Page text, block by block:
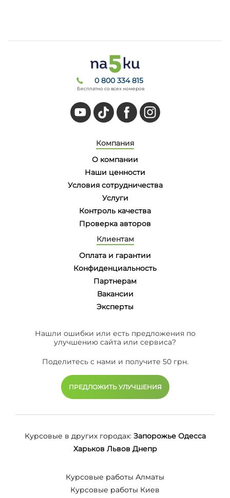
0 800 334 815
Бесплатно со всех номеров
Компания
О компании
Наши ценности
Условия сотрудничества
Услуги
Контроль качества
Проверка авторов
Клиентам
Оплата и гарантии
Конфиденциальность
Партнерам
Вакансии
Эксперты
Нашли ошибки или есть предложения по
улучшению сайта или сервиса?
Поделитесь с нами и получите 50 грн.
ПРЕДЛОЖИТЬ УЛУЧШЕНИЯ
Курсовые в других городах: Запорожье Одесса
Харьков Львов Днепр
Курсовые работы Алматы
Курсовые работы Киев